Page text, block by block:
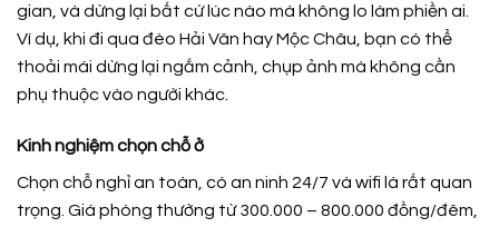
gian, và dừng lại bất cứ lúc nào mà không lo làm phiền ai.
Ví dụ, khi đi qua đèo Hải Vân hay Mộc Châu, bạn có thể
thoải mái dừng lại ngắm cảnh, chụp ảnh mà không cần
phụ thuộc vào người khác.
Kinh nghiệm chọn chỗ ở
Chọn chỗ nghỉ an toàn, có an ninh 24/7 và wifi là rất quan
trọng. Giá phòng thường từ 300.000 – 800.000 đồng/đêm,